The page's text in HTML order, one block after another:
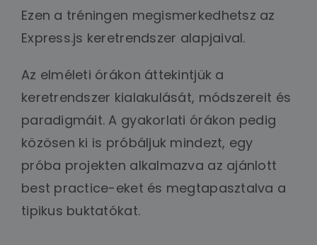
Ezen a tréningen megismerkedhetsz az
Express.js keretrendszer alapjaival.
Az elméleti órákon áttekintjük a
keretrendszer kialakulását, módszereit és
paradigmáit. A gyakorlati órákon pedig
közösen ki is próbáljuk mindezt, egy
próba projekten alkalmazva az ajánlott
best practice-eket és megtapasztalva a
tipikus buktatókat.